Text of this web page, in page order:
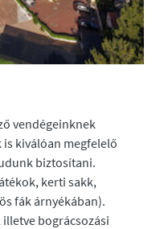
vendégeinknek
kiválóan megfelelő
biztosítani.
kerti sakk,
fák árnyékában).
bográcsozási